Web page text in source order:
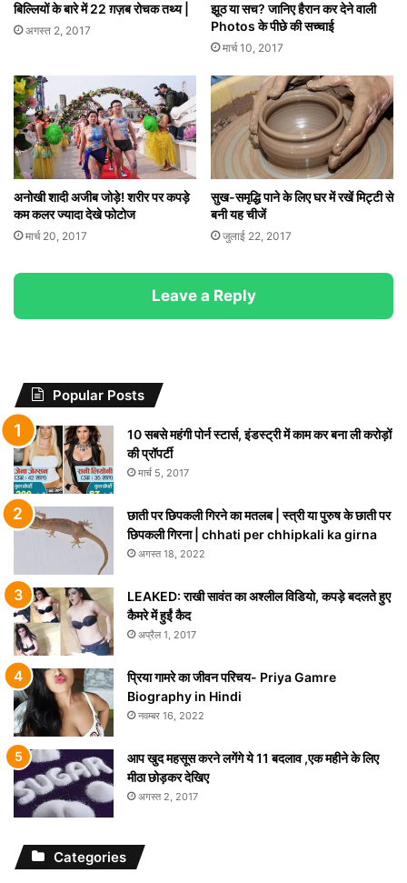
बिल्लियों के बारे में 22 ग़ज़ब रोचक तथ्य |
अगस्त 2, 2017
झूठ या सच? जानिए हैरान कर देने वाली
Photos के पीछे की सच्चाई
मार्च 10, 2017
अनोखी शादी अजीब जोड़े! शरीर पर कपड़े
कम कलर ज्यादा देखे फोटोज
मार्च 20, 2017
सुख-समृद्धि पाने के लिए घर में रखें मिट्टी से
बनी यह चीजें
जुलाई 22, 2017
Leave a Reply
Popular Posts
10 सबसे महंगी पोर्न स्टार्स, इंडस्ट्री में काम कर बना ली करोड़ों
की प्रॉपर्टी
मार्च 5, 2017
छाती पर छिपकली गिरने का मतलब | स्त्री या पुरुष के छाती पर
छिपकली गिरना | chhati per chhipkali ka girna
अगस्त 18, 2022
LEAKED: राखी सावंत का अश्लील विडियो, कपड़े बदलते हुए
कैमरे में हुईं कैद
अप्रैल 1, 2017
प्रिया गामरे का जीवन परिचय- Priya Gamre
Biography in Hindi
नवम्बर 16, 2022
आप खुद महसूस करने लगेंगे ये 11 बदलाव ,एक महीने के लिए
मीठा छोड़कर देखिए
अगस्त 2, 2017
Categories